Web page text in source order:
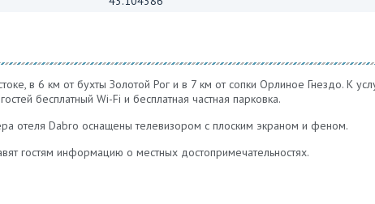
в 6 км от бухты Золотой Рог и в 7 км от сопки Орлиное Гнездо. К
бесплатный Wi-Fi и бесплатная частная парковка.
отеля Dabro оснащены телевизором с плоским экраном и феном.
гостям информацию о местных достопримечательностях.